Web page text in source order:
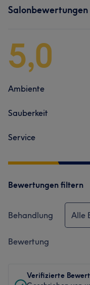
Salonbewertungen
5,0
Ambiente
Sauberkeit
Service
Bewertungen filtern
Behandlung Alle
Bewertung
Verifizierte